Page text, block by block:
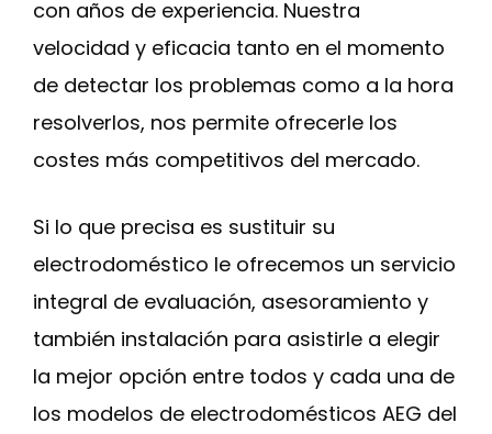
con años de experiencia. Nuestra
velocidad y eficacia tanto en el momento
de detectar los problemas como a la hora
resolverlos, nos permite ofrecerle los
costes más competitivos del mercado.
Si lo que precisa es sustituir su
electrodoméstico le ofrecemos un servicio
integral de evaluación, asesoramiento y
también instalación para asistirle a elegir
la mejor opción entre todos y cada una de
los modelos de electrodomésticos AEG del